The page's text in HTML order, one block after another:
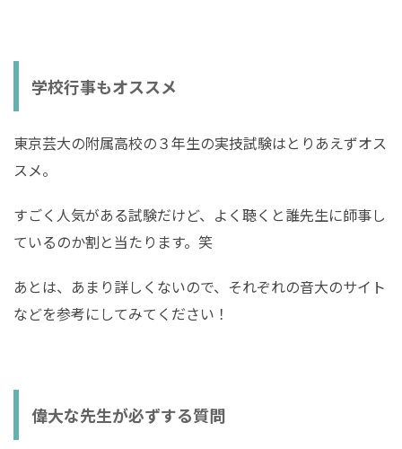
学校行事もオススメ
東京芸大の附属高校の３年生の実技試験はとりあえずオス
スメ。
すごく人気がある試験だけど、よく聴くと誰先生に師事し
ているのか割と当たります。笑
あとは、あまり詳しくないので、それぞれの音大のサイト
などを参考にしてみてください！
偉大な先生が必ずする質問